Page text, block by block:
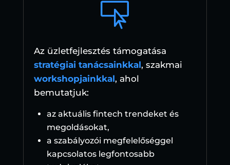

Az üzletfejlesztés támogatása
stratégiai tanácsainkkal, szakmai
workshopjainkkal, ahol
bemutatjuk:
az aktuális fintech trendeket és
megoldásokat,
a szabályozói megfelelőséggel
kapcsolatos legfontosabb